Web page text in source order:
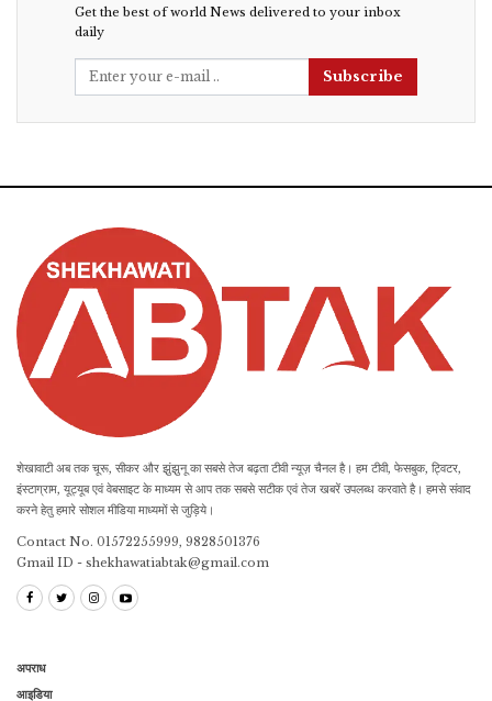
Get the best of world News delivered to your inbox
daily
Subscribe
शेखावाटी अब तक चूरू, सीकर और झुंझुनू का सबसे तेज बढ़ता टीवी न्यूज़ चैनल है। हम टीवी, फेसबुक, ट्विटर,
इंस्टाग्राम, यूट्यूब एवं वेबसाइट के माध्यम से आप तक सबसे सटीक एवं तेज खबरें उपलब्ध करवाते है। हमसे संवाद
करने हेतु हमारे सोशल मीडिया माध्यमों से जुड़िये।
Contact No. 01572255999, 9828501376
Gmail ID - shekhawatiabtak@gmail.com
अपराध
आइडिया